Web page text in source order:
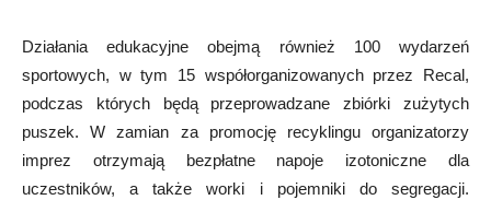
Działania edukacyjne obejmą również 100 wydarzeń
sportowych, w tym 15 współorganizowanych przez Recal,
podczas których będą przeprowadzane zbiórki zużytych
puszek. W zamian za promocję recyklingu organizatorzy
imprez otrzymają bezpłatne napoje izotoniczne dla
uczestników, a także worki i pojemniki do segregacji.